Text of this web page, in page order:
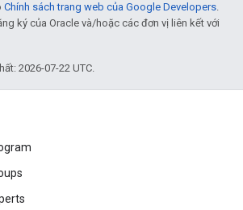
Chính sách trang web của Google Developers.
ký của Oracle và/hoặc các đơn vị liên kết với
2026-07-22 UTC.